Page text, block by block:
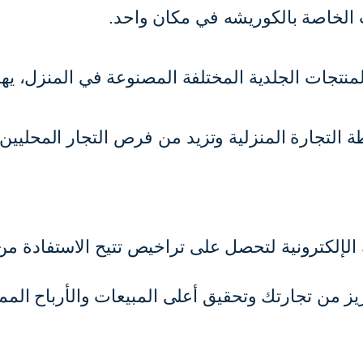
بالكوريشه في مكان واحد.
الجلدية المختلفة المصنوعة في المنزل،
التجارة المنزلية وتزيد من فرص التجار
لتحصل على تراخيص تتيح الاستفادة من
من تجارتك وتحقيق أعلى المبيعات والأرباح